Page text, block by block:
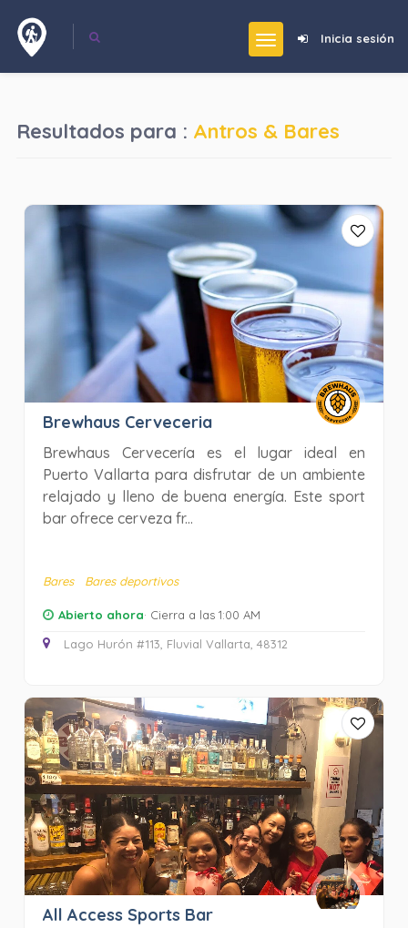
Inicia sesión
Resultados para : Antros & Bares
Brewhaus Cerveceria
Brewhaus Cervecería es el lugar ideal en
Puerto Vallarta para disfrutar de un ambiente
relajado y lleno de buena energía. Este sport
bar ofrece cerveza fr...
Bares Bares deportivos
Abierto ahora· Cierra a las 1:00 AM
Lago Hurón #113, Fluvial Vallarta, 48312
All Access Sports Bar